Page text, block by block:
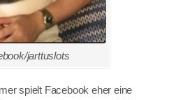
jarttuslots
spielt Facebook eher eine